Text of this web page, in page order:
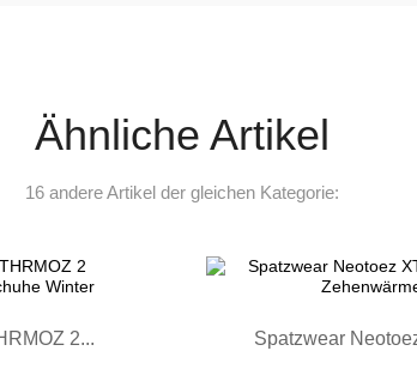
Ähnliche Artikel
16 andere Artikel der gleichen Kategorie:
2... Spatzwear